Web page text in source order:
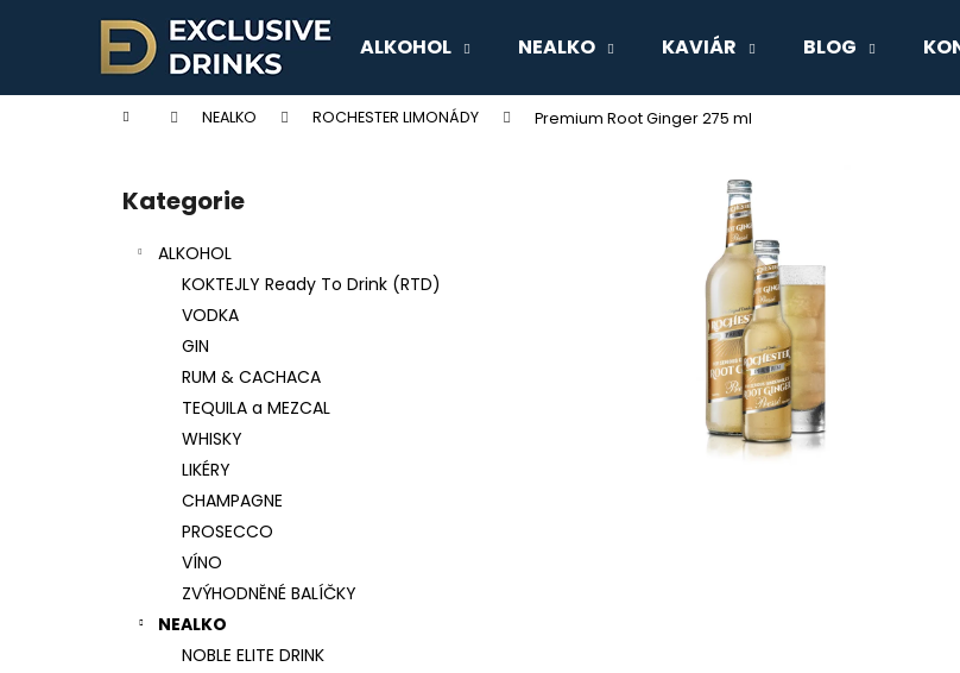
ALKOHOL NEALKO KAVIÁR BLOG
Domů NEALKO ROCHESTER LIMONÁDY Premium Root Ginger 275 ml
Přeskočit
kategorie
Kategorie
ALKOHOL
KOKTEJLY Ready To Drink (RTD)
VODKA
GIN
RUM & CACHACA
TEQUILA a MEZCAL
WHISKY
LIKÉRY
CHAMPAGNE
PROSECCO
VÍNO
ZVÝHODNĚNÉ BALÍČKY
NEALKO
NOBLE ELITE DRINK
í
Zpět
do
Zpět
do
Co potřebujete najít?
Doporučujeme
CHOPIN POTATO VODKA 0,7L 40%
767 Kč